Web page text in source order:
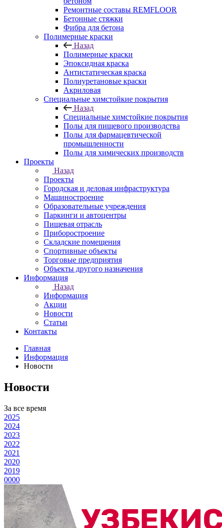
Ремонтные составы REMFLOOR
Бетонные стяжки
Фибра для бетона
Полимерные краски
Назад
Полимерные краски
Эпоксидная краска
Антистатическая краска
Полиуретановые краски
Акриловая
Специальные химстойкие покрытия
Назад
Специальные химстойкие покрытия
Полы для пищевого производства
Полы для фармацевтической
промышленности
Полы для химических производств
Проекты
Назад
Проекты
Городская и деловая инфраструктура
Машиностроение
Образовательные учреждения
Паркинги и автоцентры
Пищевая отрасль
Приборостроение
Складские помещения
Спортивные объекты
Торговые предприятия
Объекты другого назначения
Информация
Назад
Информация
Акции
Новости
Статьи
Контакты
Главная
Информация
Новости
Новости
За все время
2025
2024
2023
2022
2021
2020
2019
0000